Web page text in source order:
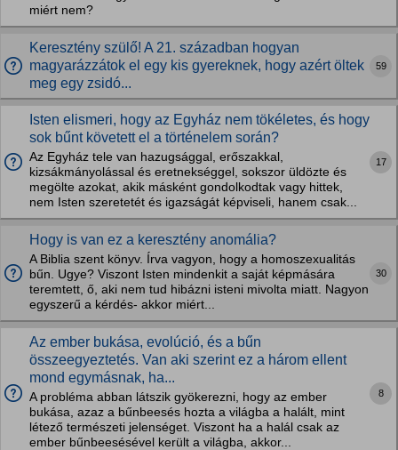
miért nem?
Keresztény szülő! A 21. században hogyan
magyarázzátok el egy kis gyereknek, hogy azért öltek
meg egy zsidó...
59
Isten elismeri, hogy az Egyház nem tökéletes, és hogy
sok bűnt követett el a történelem során?
Az Egyház tele van hazugsággal, erőszakkal,
kizsákmányolással és eretnekséggel, sokszor üldözte és
megölte azokat, akik másként gondolkodtak vagy hittek,
nem Isten szeretetét és igazságát képviseli, hanem csak...
17
Hogy is van ez a keresztény anomália?
A Biblia szent könyv. Írva vagyon, hogy a homoszexualitás
bűn. Ugye? Viszont Isten mindenkit a saját képmására
teremtett, ő, aki nem tud hibázni isteni mivolta miatt. Nagyon
egyszerű a kérdés- akkor miért...
30
Az ember bukása, evolúció, és a bűn
összeegyeztetés. Van aki szerint ez a három ellent
mond egymásnak, ha...
A probléma abban látszik gyökerezni, hogy az ember
bukása, azaz a bűnbeesés hozta a világba a halált, mint
létező természeti jelenséget. Viszont ha a halál csak az
ember bűnbeesésével került a világba, akkor...
8